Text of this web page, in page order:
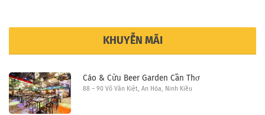
KHUYỄN MÃI
Cáo & Cừu Beer Garden Cần Thơ
88 – 90 Võ Văn Kiệt, An Hòa, Ninh Kiều